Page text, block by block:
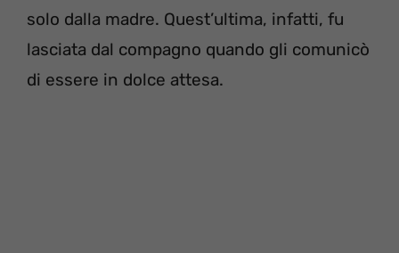
solo dalla madre. Quest’ultima, infatti, fu
lasciata dal compagno quando gli comunicò
di essere in dolce attesa.